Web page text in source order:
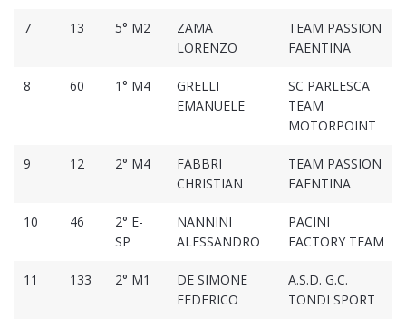
7 13 5° M2
ZAMA
LORENZO
TEAM PASSION
FAENTINA
8 60 1° M4
GRELLI
EMANUELE
SC PARLESCA
TEAM
MOTORPOINT
9 12 2° M4
FABBRI
CHRISTIAN
TEAM PASSION
FAENTINA
10 46
2° E-
SP
NANNINI
ALESSANDRO
PACINI
FACTORY TEAM
11 133 2° M1
DE SIMONE
FEDERICO
A.S.D. G.C.
TONDI SPORT